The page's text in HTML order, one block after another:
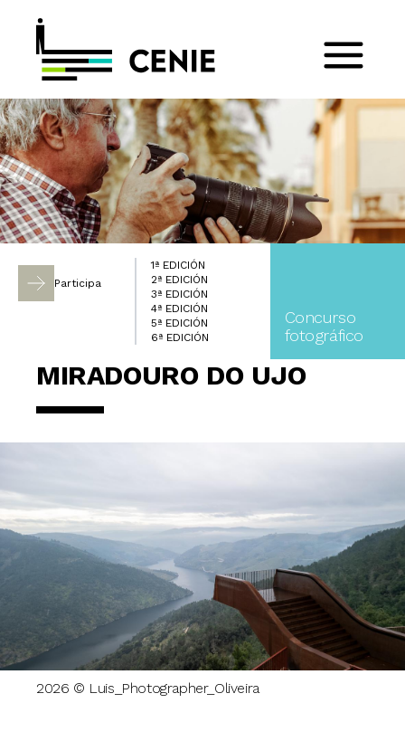
Participa
1ª EDICIÓN
2ª EDICIÓN
3ª EDICIÓN
4ª EDICIÓN
5ª EDICIÓN
6ª EDICIÓN
Concurso
fotográfico
MIRADOURO DO UJO
2026 © Luis_Photographer_Oliveira